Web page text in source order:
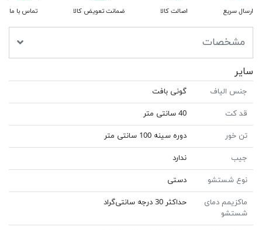
ارسال سریع اصالت کالا ضمانت تعویض کالا تماس با ما
مشخصات
سایر
جنس الیاف گونی بافت
قد کت 40 سانتی متر
تن خور دوره سینه 100 سانتی متر
جیب ندارد
نوع شستشو دستی
ماکزیمم دمای
شستشو
حداکثر 30 درجه سانتی‌گراد